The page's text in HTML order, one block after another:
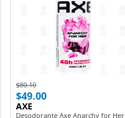
Price reduced from
$80.10to
$49.00
AXE
Desodorante Axe Anarchy for Her